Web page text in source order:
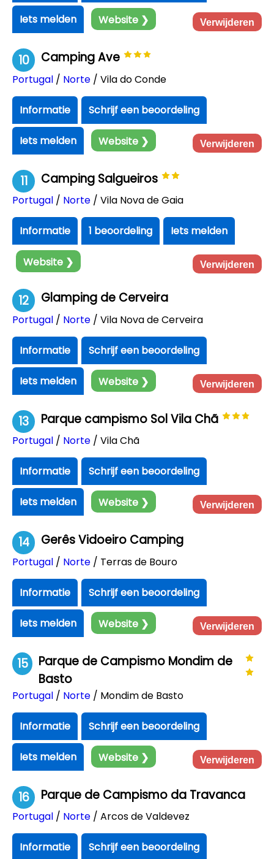
Iets melden Website ❯ Verwijderen
10 Camping Ave
Portugal / Norte / Vila do Conde
Informatie Schrijf een beoordeling
Iets melden Website ❯ Verwijderen
11 Camping Salgueiros
Portugal / Norte / Vila Nova de Gaia
Informatie 1 beoordeling Iets melden
Website ❯ Verwijderen
12 Glamping de Cerveira
Portugal / Norte / Vila Nova de Cerveira
Informatie Schrijf een beoordeling
Iets melden Website ❯ Verwijderen
13 Parque campismo Sol Vila Chã
Portugal / Norte / Vila Chã
Informatie Schrijf een beoordeling
Iets melden Website ❯ Verwijderen
14 Gerês Vidoeiro Camping
Portugal / Norte / Terras de Bouro
Informatie Schrijf een beoordeling
Iets melden Website ❯ Verwijderen
15
Parque de Campismo Mondim de
Basto
Portugal / Norte / Mondim de Basto
Informatie Schrijf een beoordeling
Iets melden Website ❯ Verwijderen
16 Parque de Campismo da Travanca
Portugal / Norte / Arcos de Valdevez
Informatie Schrijf een beoordeling